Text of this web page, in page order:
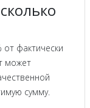
фактически
может
сумму.